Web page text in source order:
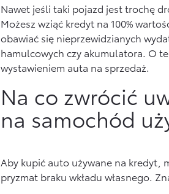
Nawet jeśli taki pojazd jest trochę
Możesz wziąć kredyt na 100%
obawiać się nieprzewidzianych
hamulcowych czy akumulatora. O
wystawieniem auta na sprzedaż.
Na co zwrócić
na samochód
Aby kupić auto używane na kredyt,
pryzmat braku wkładu własnego.